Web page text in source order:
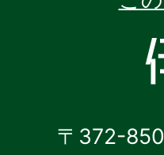
〒372-